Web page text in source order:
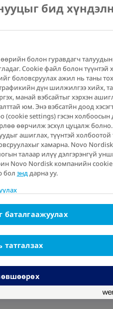
1.2 сая
шижин хэвшинж
өсвөр
байна.
насанд
3,4
шижингийн
хурдан эмчтэйгээ
хэд хэдэн төрлийн
түүнийг эрүүл
шижин хэвшинж
HbA
заримдаа
шинжилгээ
нь
дараа, эсвэл
байгаа эсэхийг
бид
болон гуравдагч
Cookie файл болон түүнтэй
боловсруулах ажил нь таны
дүн шилжилгээ хийх,
манай вэбсайтыг хэрхэн
юм. Энэ вэбсатйн доод
(cookie settings) гэсэн холбоосын
өөрчилж эсхүл цуцалж
ашиглах, түүнтэй
хамарна. Novo
талаар илүү дэлгэрэнгүй
Novo Nordisk компанийн
бол энддарна уу.
баталгаажуулах
татгалзах